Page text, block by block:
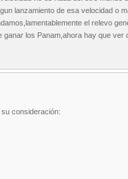
lanzamiento de esa velocidad o
el relevo
los Panam,ahora hay que ver
consideración: